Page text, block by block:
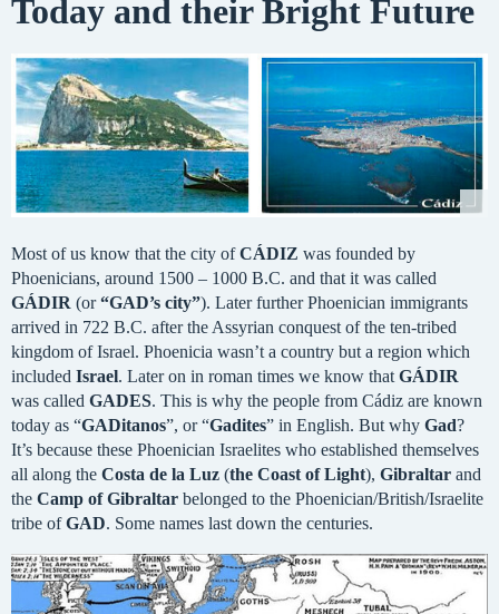
Today and their Bright Future
Most of us know that the city ofCÁDIZ was founded by
Phoenicians, around 1500 – 1000 B.C. and that it was called
GÁDIR (or“GAD’s city”). Later further Phoenician immigrants
arrived in 722 B.C. after the Assyrian conquest of the ten-tribed
kingdom of Israel. Phoenicia wasn’t a country but a region which
included Israel. Later on in roman times we know thatGÁDIR
was called GADES. This is why the people from Cádiz are known
today as “GADitanos”, or “Gadites” in English. But why Gad?
It’s because these Phoenician Israelites who established themselves
all along the Costa de la Luz (the Coast of Light), Gibraltar and
the Camp of Gibraltar belonged to the Phoenician/British/Israelite
tribe ofGAD. Some names last down the centuries.